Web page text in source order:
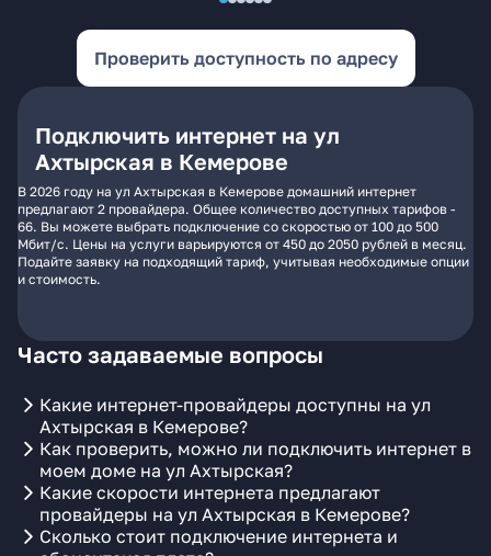
Проверить доступность по адресу
Подключить интернет на ул
Ахтырская в Кемерове
В 2026 году на ул Ахтырская в Кемерове домашний интернет
предлагают 2 провайдера. Общее количество доступных тарифов -
66. Вы можете выбрать подключение со скоростью от 100 до 500
Мбит/с. Цены на услуги варьируются от 450 до 2050 рублей в месяц.
Подайте заявку на подходящий тариф, учитывая необходимые опции
и стоимость.
Часто задаваемые вопросы
Какие интернет-провайдеры доступны на ул
Ахтырская в Кемерове?
Как проверить, можно ли подключить интернет в
моем доме на ул Ахтырская?
Какие скорости интернета предлагают
провайдеры на ул Ахтырская в Кемерове?
Сколько стоит подключение интернета и